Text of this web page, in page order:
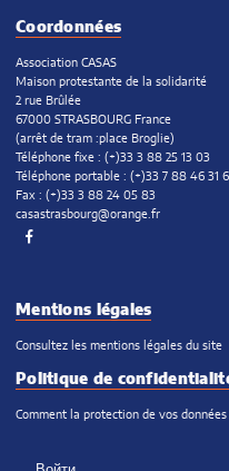
Coordonnées
Association CASAS
Maison protestante de la solidarité
2 rue Brûlée
67000 STRASBOURG France
(arrêt de tram :place Broglie)
Téléphone fixe : (+)33 3 88 25 13 03
Téléphone portable : (+)33 7 88 46 31
Fax : (+)33 3 88 24 05 83
casastrasbourg@orange.fr
Mentions légales
Consultez les mentions légales du site
Politique de
Comment la protection de vos